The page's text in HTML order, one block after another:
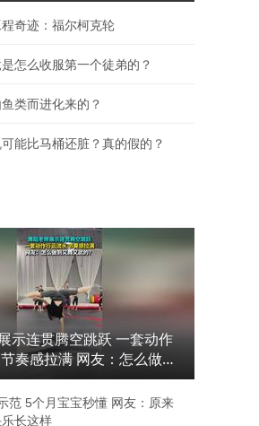
了8个月！我用300万的教训
奇迹：福尔柯克轮
怎么收服第一个徒弟的？
类而进化来的？
能比马桶还脏？真的假的？
示连贯腾空跳跃 一套动作
奏感拉满 网友：怎么做到
？
范 5个月宝宝秒懂 网友：原来
长这样